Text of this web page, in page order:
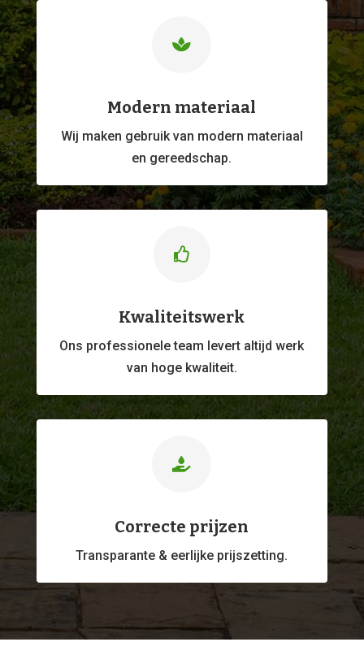

Modern materiaal
Wij maken gebruik van modern materiaal
en gereedschap.

Kwaliteitswerk
Ons professioneleteam levert altijd werk
van hoge kwaliteit.

Correcte prijzen
Transparante & eerlijke prijszetting.